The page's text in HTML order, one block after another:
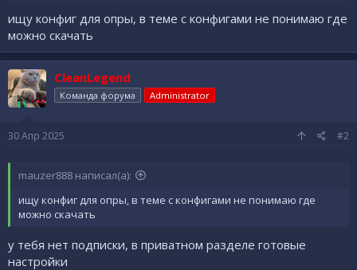
ищу конфиг для опры, в теме с конфигами не понимаю где
можно скачать
CleanLegend
Команда форума Administrator
30 Апр 2025 #2
mauzer888 написал(а):
ищу конфиг для опры, в теме с конфигами не понимаю где
можно скачать
у тебя нет подписки, в приватном разделе готовые
настройки